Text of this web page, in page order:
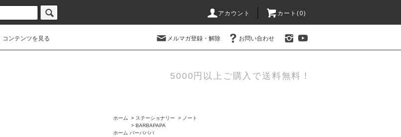
アカウント カート(0)
コンテンツを見る メルマガ登録・解除 お問い合わせ
5000円以上ご購入で送料無料！
ホーム > ステーショナリー > ノート
ホーム
> BARBAPAPA
バーバパパ